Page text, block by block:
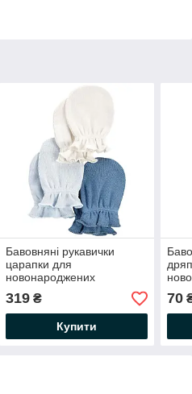
Бавовняні рукавички
царапки для
новонароджених
хлопчиків, 0-3 міс., 3 пари
Картерс
319₴
Купити
70